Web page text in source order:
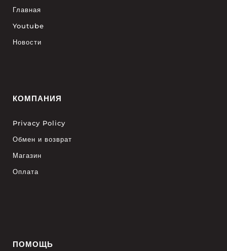
Главная
Youtube
Новости
КОМПАНИЯ
Privacy Policy
Обмен и возврат
Магазин
Оплата
ПОМОЩЬ